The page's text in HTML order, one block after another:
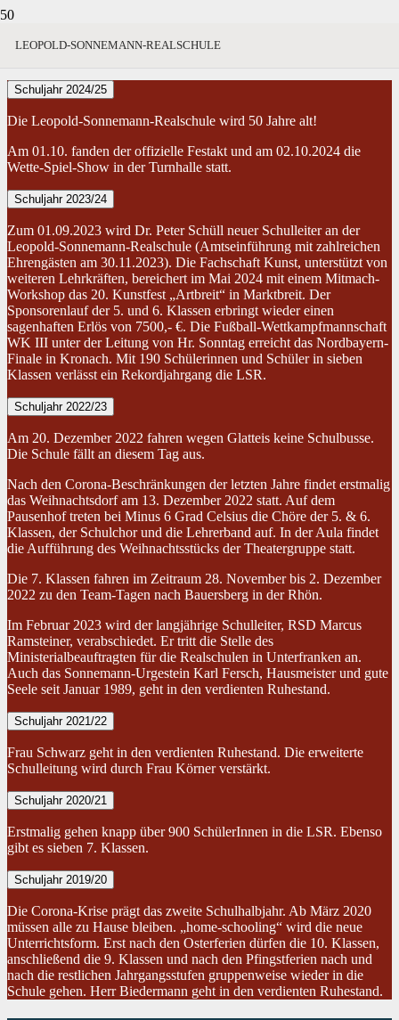
LEOPOLD-SONNEMANN-REALSCHULE
2020er
Schuljahr 2024/25
Die Leopold-Sonnemann-Realschule wird 50 Jahre alt!
Am 01.10. fanden der offizielle Festakt und am 02.10.2024 die
Wette-Spiel-Show in der Turnhalle statt.
Schuljahr 2023/24
Zum 01.09.2023 wird Dr. Peter Schüll neuer Schulleiter an der
Leopold-Sonnemann-Realschule (Amtseinführung mit zahlreichen
Ehrengästen am 30.11.2023). Die Fachschaft Kunst, unterstützt von
weiteren Lehrkräften, bereichert im Mai 2024 mit einem Mitmach-
Workshop das 20. Kunstfest „Artbreit“ in Marktbreit. Der
Sponsorenlauf der 5. und 6. Klassen erbringt wieder einen
sagenhaften Erlös von 7500,- €. Die Fußball-Wettkampfmannschaft
WK III unter der Leitung von Hr. Sonntag erreicht das Nordbayern-
Finale in Kronach. Mit 190 Schülerinnen und Schüler in sieben
Klassen verlässt ein Rekordjahrgang die LSR.
Schuljahr 2022/23
Am 20. Dezember 2022 fahren wegen Glatteis keine Schulbusse.
Die Schule fällt an diesem Tag aus.
Nach den Corona-Beschränkungen der letzten Jahre findet erstmalig
das Weihnachtsdorf am 13. Dezember 2022 statt. Auf dem
Pausenhof treten bei Minus 6 Grad Celsius die Chöre der 5. & 6.
Klassen, der Schulchor und die Lehrerband auf. In der Aula findet
die Aufführung des Weihnachtsstücks der Theatergruppe statt.
Die 7. Klassen fahren im Zeitraum 28. November bis 2. Dezember
2022 zu den Team-Tagen nach Bauersberg in der Rhön.
Im Februar 2023 wird der langjährige Schulleiter, RSD Marcus
Ramsteiner, verabschiedet. Er tritt die Stelle des
Ministerialbeauftragten für die Realschulen in Unterfranken an.
Auch das Sonnemann-Urgestein Karl Fersch, Hausmeister und gute
Seele seit Januar 1989, geht in den verdienten Ruhestand.
Schuljahr 2021/22
Frau Schwarz geht in den verdienten Ruhestand. Die erweiterte
Schulleitung wird durch Frau Körner verstärkt.
Schuljahr 2020/21
Erstmalig gehen knapp über 900 SchülerInnen in die LSR. Ebenso
gibt es sieben 7. Klassen.
Schuljahr 2019/20
Die Corona-Krise prägt das zweite Schulhalbjahr. Ab März 2020
müssen alle zu Hause bleiben. „home-schooling“ wird die neue
Unterrichtsform. Erst nach den Osterferien dürfen die 10. Klassen,
anschließend die 9. Klassen und nach den Pfingstferien nach und
nach die restlichen Jahrgangsstufen gruppenweise wieder in die
Schule gehen. Herr Biedermann geht in den verdienten Ruhestand.